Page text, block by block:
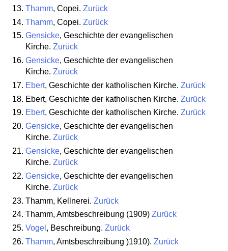
Thamm, Copei. Zurück
Thamm, Copei. Zurück
Gensicke, Geschichte der evangelischen
Kirche. Zurück
Gensicke, Geschichte der evangelischen
Kirche. Zurück
Ebert, Geschichte der katholischen Kirche. Zurück
Ebert, Geschichte der katholischen Kirche. Zurück
Ebert, Geschichte der katholischen Kirche. Zurück
Gensicke, Geschichte der evangelischen
Kirche. Zurück
Gensicke, Geschichte der evangelischen
Kirche. Zurück
Gensicke, Geschichte der evangelischen
Kirche. Zurück
Thamm, Kellnerei. Zurück
Thamm, Amtsbeschreibung (1909) Zurück
Vogel , Beschreibung. Zurück
Thamm, Amtsbeschreibung )1910). Zurück